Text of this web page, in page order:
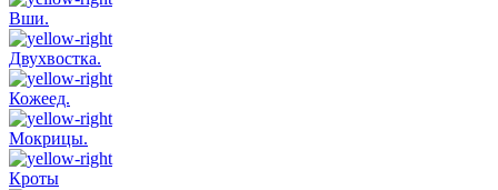
Вши.
Двухвостка.
Кожеед.
Мокрицы.
Кроты